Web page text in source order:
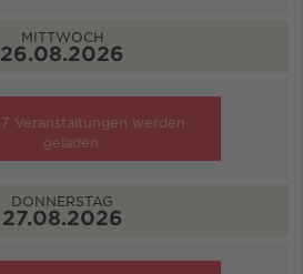
MITTWOCH
26.08.2026
7 Veranstaltungen werden
geladen
DONNERSTAG
27.08.2026